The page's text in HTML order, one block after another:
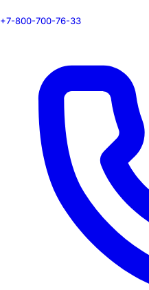
+7-800-700-76-33